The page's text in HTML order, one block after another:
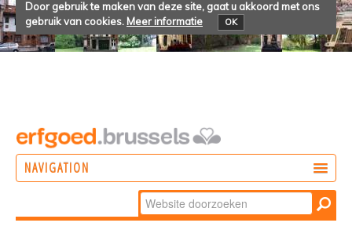
Door gebruik te maken van deze site, gaat u akkoord met ons
gebruik van cookies. Meer informatie OK
NAVIGATION
Zoek
Geavanceerd